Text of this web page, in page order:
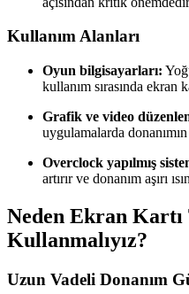
Kullanım Alanları
Oyun bilgisayarları:
kullanım sırasında ekran
Grafik ve video
uygulamalarda
Overclock yapılmış
artırır ve donanım aşırı
Neden Ekran Kartı
Kullanmalıyız?
Uzun Vadeli Donanım